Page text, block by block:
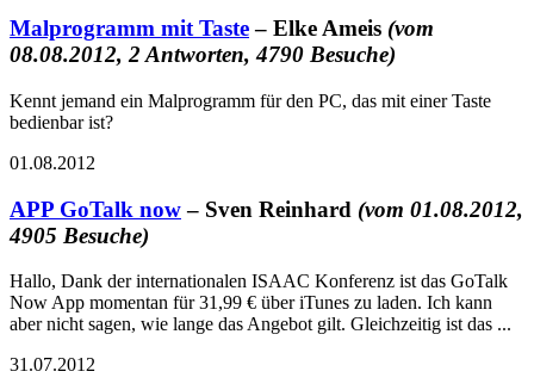
Malprogramm mit Taste– Elke Ameis (vom
08.08.2012, 2 Antworten, 4790 Besuche)
Kennt jemand ein Malprogramm für den PC, das mit einer Taste
bedienbar ist?
01.08.2012
APP GoTalk now– Sven Reinhard (vom 01.08.2012,
4905 Besuche)
Hallo, Dank der internationalen ISAAC Konferenz ist das GoTalk
Now App momentan für 31,99 € über iTunes zu laden. Ich kann
aber nicht sagen, wie lange das Angebot gilt. Gleichzeitig ist das ...
31.07.2012